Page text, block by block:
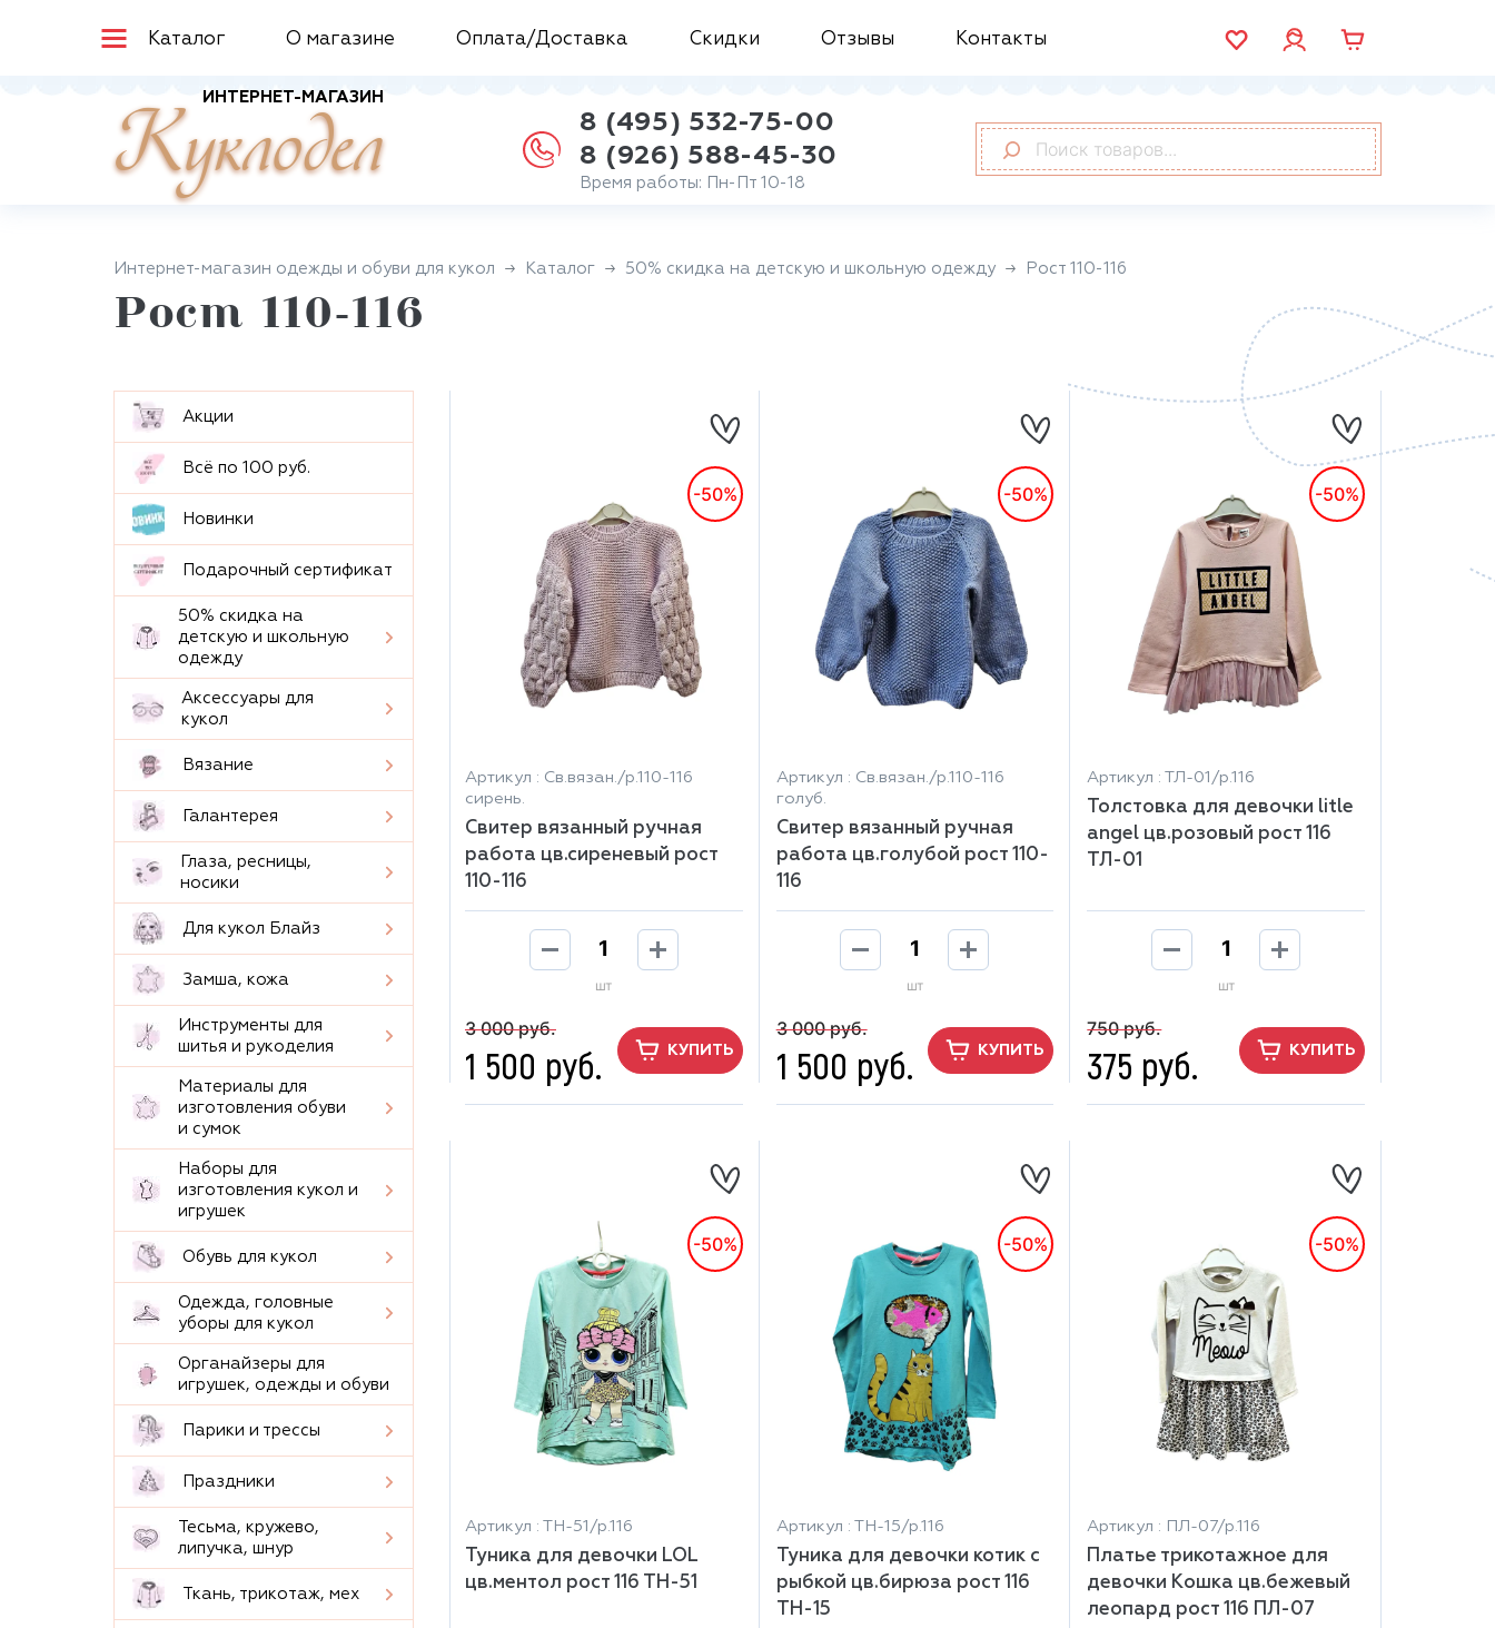
Каталог О магазине Оплата/Доставка Скидки Отзывы Контакты
ИНТЕРНЕТ-МАГАЗИН
Куклодел
8 (495) 532-75-00
8 (926) 588-45-30
Время работы: Пн-Пт 10-18
Интернет-магазин одежды и обуви для кукол Каталог 50% скидка на детскую и школьную одежду Рост 110-116
Рост 110-116
-50%
Артикул : Св.вязан./р.110-116
сирень.
Свитер вязанный ручная
работа цв.сиреневый рост
110-116
шт
3 000 руб.
1 500 руб. КУПИТЬ
-50%
Артикул : Св.вязан./р.110-116
голуб.
Свитер вязанный ручная
работа цв.голубой рост 110-
116
шт
3 000 руб.
1 500 руб. КУПИТЬ
-50%
Артикул : ТЛ-01/р.116
Толстовка для девочки litle
angel цв.розовый рост 116
ТЛ-01
шт
750 руб.
375 руб. КУПИТЬ
-50%
Артикул : ТН-51/р.116
Туника для девочки LOL
цв.ментол рост 116 ТН-51
-50%
Артикул : ТН-15/р.116
Туника для девочки котик с
рыбкой цв.бирюза рост 116
ТН-15
-50%
Артикул : ПЛ-07/р.116
Платье трикотажное для
девочки Кошка цв.бежевый
леопард рост 116 ПЛ-07
Aкции
Всё по 100 руб.
Новинки
Подарочный сертификат
50% скидка на
детскую и школьную
одежду
Аксессуары для
кукол
Вязание
Галантерея
Глаза, ресницы,
носики
Для кукол Блайз
Замша, кожа
Инструменты для
шитья и рукоделия
Материалы для
изготовления обуви
и сумок
Наборы для
изготовления кукол и
игрушек
Обувь для кукол
Одежда, головные
уборы для кукол
Органайзеры для
игрушек, одежды и обуви
Парики и трессы
Праздники
Тесьма, кружево,
липучка, шнур
Ткань, трикотаж, мех